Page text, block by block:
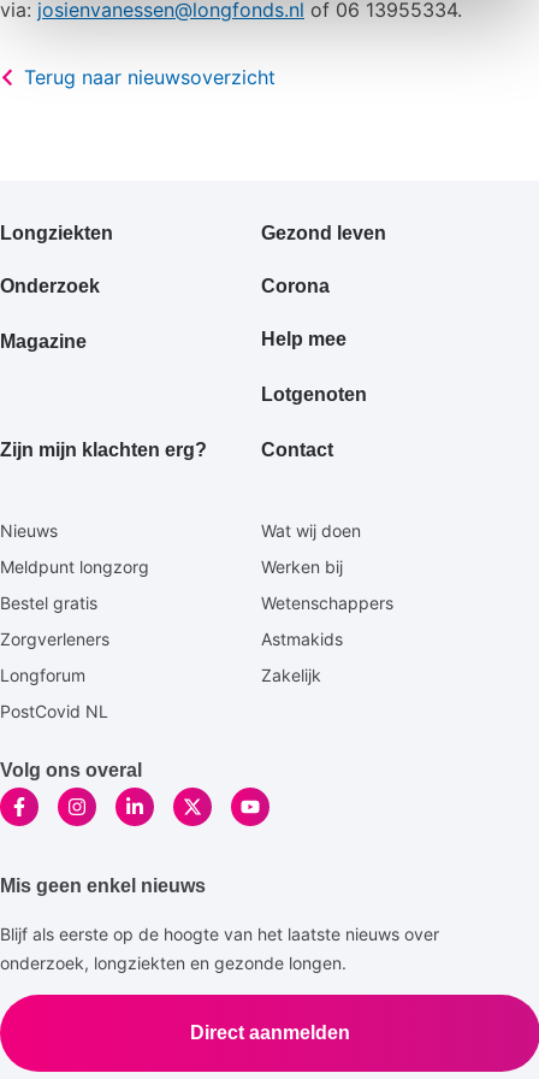
via: josienvanessen@longfonds.nl of 06 13955334.
Terug naar nieuwsoverzicht
Primair
Longziekten Gezond leven
Onderzoek Corona
Magazine Help mee
Lotgenoten
Zijn mijn klachten erg? Contact
Secundaire
Nieuws
Wat wij doen
Meldpunt longzorg
Werken bij
Bestel gratis
Wetenschappers
Zorgverleners
Astmakids
Longforum
Zakelijk
PostCovid NL
Volg ons overal
Mis geen enkel nieuws
Blijf als eerste op de hoogte van het laatste nieuws over
onderzoek, longziekten en gezonde longen.
Direct aanmelden